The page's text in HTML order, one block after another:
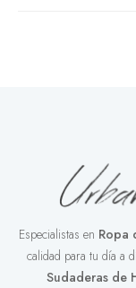
Especialistas en Ropa
calidad para tu día a
Sudaderas de